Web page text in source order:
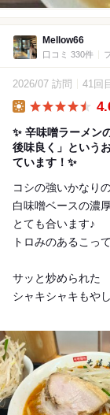
Mellow66
口コミ 330件
2026/07 訪問 41回目
✨ 辛味噌ラーメン
後味良く」という
ています！✨
コシの強いかなり
白味噌ベースの濃
とても合います♪
トロみのあるこっ
サッと炒められた
シャキシャキもや